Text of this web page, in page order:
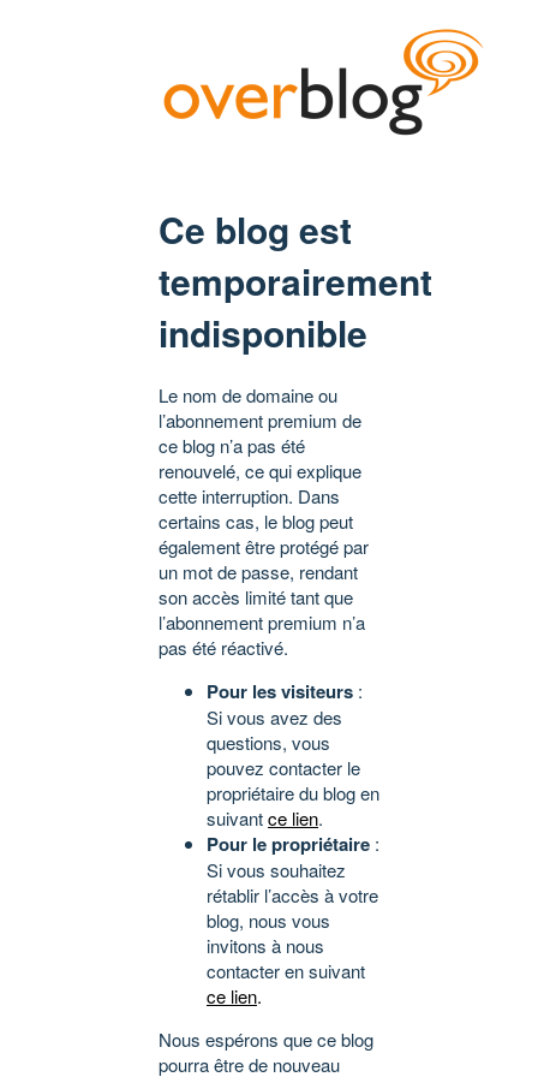
Ce blog est
temporairement
indisponible
Le nom de domaine ou
l’abonnement premium de
ce blog n’a pas été
renouvelé, ce qui explique
cette interruption. Dans
certains cas, le blog peut
également être protégé par
un mot de passe, rendant
son accès limité tant que
l’abonnement premium n’a
pas été réactivé.
Pour les visiteurs :
Si vous avez des
questions, vous
pouvez contacter le
propriétaire du blog en
suivantce lien.
Pour le propriétaire :
Si vous souhaitez
rétablir l’accès à votre
blog, nous vous
invitons à nous
contacter en suivant
ce lien.
Nous espérons que ce blog
pourra être de nouveau